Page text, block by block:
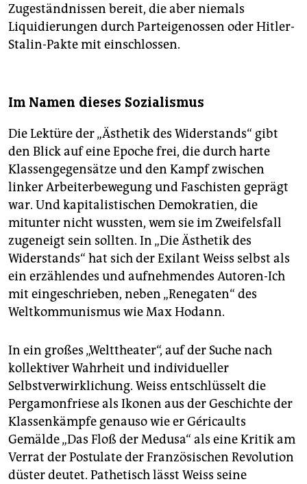
Zugeständnissen bereit, die aber niemals
Liquidierungen durch Parteigenossen oder Hitler-
Stalin-Pakte mit einschlossen.
Im Namen dieses Sozialismus
Die Lektüre der „Ästhetik des Widerstands“ gibt
den Blick auf eine Epoche frei, die durch harte
Klassengegensätze und den Kampf zwischen
linker Arbeiterbewegung und Faschisten geprägt
war. Und kapitalistischen Demokratien, die
mitunter nicht wussten, wem sie im Zweifelsfall
zugeneigt sein sollten. In „Die Ästhetik des
Widerstands“ hat sich der Exilant Weiss selbst als
ein erzählendes und aufnehmendes Autoren-Ich
mit eingeschrieben, neben „Renegaten“ des
Weltkommunismus wie Max Hodann.
In ein großes „Welttheater“, auf der Suche nach
kollektiver Wahrheit und individueller
Selbstverwirklichung. Weiss entschlüsselt die
Pergamonfriese als Ikonen aus der Geschichte der
Klassenkämpfe genauso wie er Géricaults
Gemälde „Das Floß der Medusa“ als eine Kritik am
Verrat der Postulate der Französischen Revolution
düster deutet. Pathetisch lässt Weiss seine